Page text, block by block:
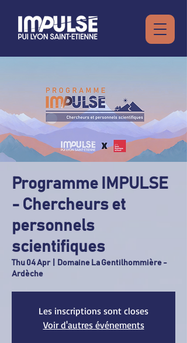
Programme IMPULSE
- Chercheurs et
personnels
scientifiques
Thu 04 Apr
  |
Domaine La Gentilhommière -
Ardèche
Les inscriptions sont closes
Voir d'autres événements